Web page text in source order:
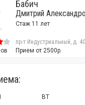
Бабич
Дмитрий
Стаж 11 лет
пр-т Индустриальный, д. 40,
Прием от 2500р.
ВТ